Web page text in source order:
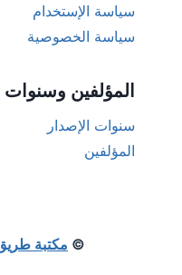
سياسة الإستخدام
سياسة الخصوصية
المؤلفين وسنوات
سنوات الإصدار
المؤلفين
© مكتبة